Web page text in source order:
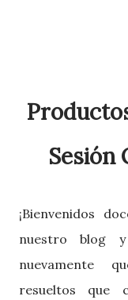
Sesión
¡Bienvenidos
nuestro blog
nuevamente
resueltos que